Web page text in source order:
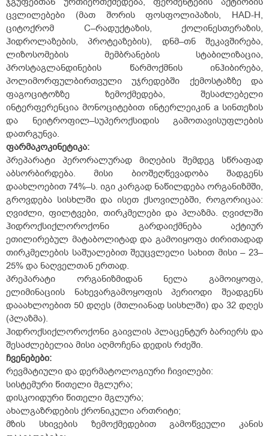
ცვლილებები (მათ შორის ფოსფოლიპაზის, HAD-H,
ციტოქრომ C–რადუქტაზის, ქოლინესთერაზის,
ჰიდროლაზების, პროტეაზების), დნმ–თნ შეკავშირება,
ლიზოსომების მემბრანების სტაბილიზაცია,
პროსტაგლანდინების წარმოქმნის ინჰიბირება,
პოლიმორფულბირთვული უჯრედებში ქემოსტაზზე და
ფაგოციტოზზე ზემოქმედება, შესაძლებელი
ინტერფერენცია მონოციტებით ინტერლეიკინ a სინთეზის
და ნეიტროფილ–სუპეროქსიდის გამოთავისუფლების
დათრგუნვა.
ფარმაკოკინეტიკა:
პრეპარატი პერორალურად მიღების შემდეგ სწრაფად
აბსორბირდება. მისი ბიოშეღწევადობა შადგენს
დაახლოებით 74%–ს. იგი კარგად ნაწილდება ორგანიზმში,
გროვდება სისხლში და ისეთ ქსოვილებში, როგორიცაა:
ღვიძლი, ფილტვები, თირკმელები და პლაზმა. ღვიძლში
ჰიდროქსიქლოროქონი გარდაიქმნება აქტიურ
ეთილირებულ მატაბოლიტად და გამოიყოფა ძირითადად
თირკმელების საშუალებით შეუცვლელი სახით მისი – 23–
25% და ნაღველთან ერთად.
პრეპარატი ორგანიზმიდან ნელა გამოიყოფა,
ელიმინაციის ნახევარგამოყოფის პერიოდი შეადგენს
დააახლოებით 50 დღეს (მთლიანად სისხლში) და 32 დღეს
(პლაზმა).
ჰიდროქსიქლოროქონი გაივლის პლაცენტურ ბარიერს და
შესაძლებელია მისი აღმოჩენა დედის რძეში.
ჩვენებები:
რევმატიული და დერმატოლოგიური ჩივილები:
სისტემური წითელი მგლურა;
დისკოიდური წითელი მგლურა;
ახალგაზრდების ქრონიკული ართრიტი;
მზის სხივების ზემოქმედებით გამოწვეული კანის